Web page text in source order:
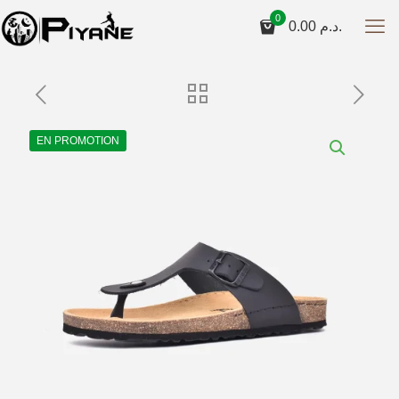
0
0.00 د.م.
EN PROMOTION